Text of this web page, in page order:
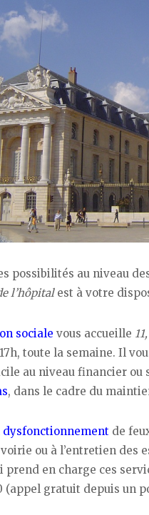
possibilités au niveau
l’hôpital est à votre
sociale vous accueille
toute la semaine. Il
au niveau financier ou
, dans le cadre du
dysfonctionnement de
ou à l’entretien des
en charge ces
(appel gratuit depuis un